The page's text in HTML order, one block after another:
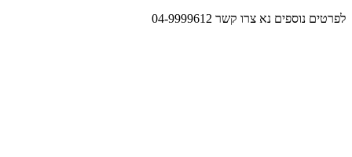
לפרטים נוספים נא צרו קשר 04-9999612